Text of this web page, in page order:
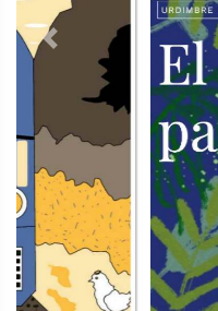
Previous